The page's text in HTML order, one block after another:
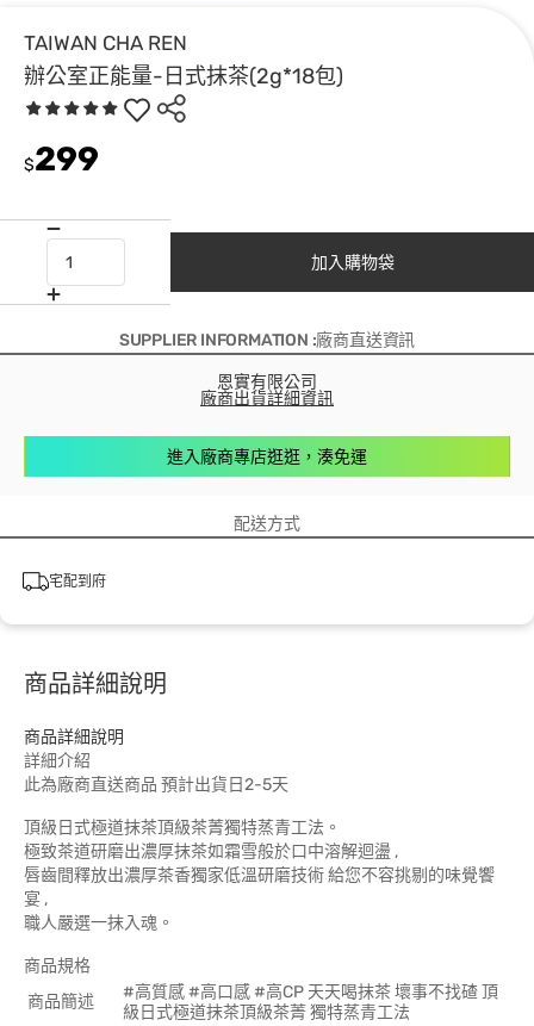
TAIWAN CHA REN
辦公室正能量-日式抹茶(2g*18包)
$299
加入購物袋
SUPPLIER INFORMATION :廠商直送資訊
恩實有限公司
廠商出貨詳細資訊
進入廠商專店逛逛，湊免運
配送方式
宅配到府
商品詳細說明
商品詳細說明
詳細介紹
此為廠商直送商品 預計出貨日2-5天
頂級日式極道抹茶頂級茶菁獨特蒸青工法。
極致茶道研磨出濃厚抹茶如霜雪般於口中溶解迴盪 ,
唇齒間釋放出濃厚茶香獨家低溫研磨技術 給您不容挑剔的味覺饗
宴 ,
職人嚴選一抹入魂。
商品規格
商品簡述
#高質感 #高口感 #高CP 天天喝抹茶 壞事不找碴 頂
級日式極道抹茶頂級茶菁 獨特蒸青工法